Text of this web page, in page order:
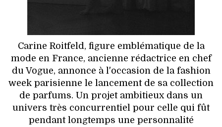
JEUNES CRÉATEURS
HISTOIRE DES MARQUES
DÉCO
VOYAGES & LOISIRS
Carine Roitfeld, figure emblématique de la
mode en France, ancienne rédactrice en chef
du Vogue, annonce à l'occasion de la fashion
week parisienne le lancement de sa collection
de parfums. Un projet ambitieux dans un
univers très concurrentiel pour celle qui fût
pendant longtemps une personnalité